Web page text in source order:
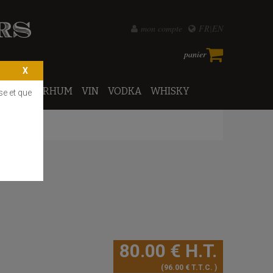
FR EN
mon compte
panier
PORTO RHUM VIN VODKA WHISKY
80.00 € H.T.
96.00 € T.T.C.
et que